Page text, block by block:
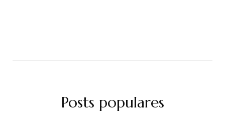
Posts populares